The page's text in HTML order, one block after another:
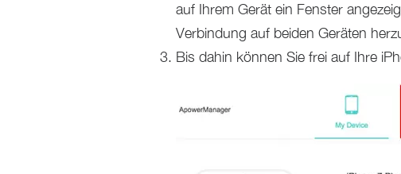
auf Ihrem Gerät ein Fenster
Verbindung auf beiden Geräten
Bis dahin können Sie frei auf Ihre